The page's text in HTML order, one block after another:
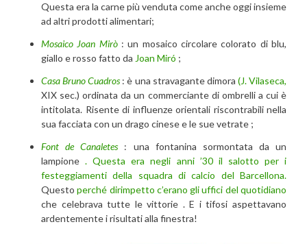
Questa era la carne più venduta come anche oggi insieme
ad altri prodotti alimentari;
Mosaico Joan Mirò: un mosaico circolare colorato di blu,
giallo e rosso fatto da Joan Miró ;
Casa Bruno Cuadros: è una stravagante dimora (J. Vilaseca,
XIX sec.) ordinata da un commerciante di ombrelli a cui è
intitolata. Risente di influenze orientali riscontrabili nella
sua facciata con un drago cinese e le sue vetrate ;
Font de Canaletes: una fontanina sormontata da un
lampione. Questa era negli anni ’30 il salotto per i
festeggiamenti della squadra di calcio del Barcellona.
Questoperché dirimpetto c’erano gli uffici del quotidiano
che celebrava tutte le vittorie . E i tifosi aspettavano
ardentemente i risultati alla finestra!